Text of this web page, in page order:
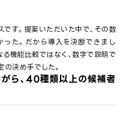
です。提案いただいた中で、その数
た。だから導入を決断できまし
る機能比較ではなく、数字で説明で
の決め手でした。
ら、40種類以上の候補者